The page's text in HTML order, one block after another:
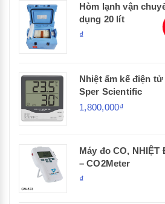
Hòm lạnh vận
dụng 20 lít
₫
Nhiệt ẩm kế điện tử
Sper Scientific
1,800,000₫
Máy đo CO, NHIỆT
– CO2Meter
₫